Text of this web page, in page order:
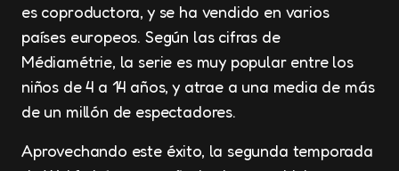
es coproductora, y se ha vendido en varios
países europeos. Según las cifras de
Médiamétrie, la serie es muy popular entre los
niños de 4 a 14 años, y atrae a una media de más
de un millón de espectadores.
Aprovechando este éxito, la segunda temporada